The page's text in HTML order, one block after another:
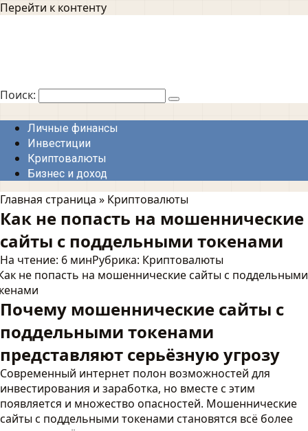
Перейти к контенту
Поиск:
Личные финансы
Инвестиции
Криптовалюты
Бизнес и доход
Главная страница » Криптовалюты
Как не попасть на мошеннические
сайты с поддельными токенами
На чтение: 6 минРубрика: Криптовалюты
Почему мошеннические сайты с
поддельными токенами
представляют серьёзную угрозу
Современный интернет полон возможностей для
инвестирования и заработка, но вместе с этим
появляется и множество опасностей. Мошеннические
сайты с поддельными токенами становятся всё более